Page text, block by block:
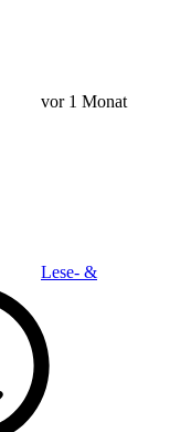
vor 1 Monat
Lese- &